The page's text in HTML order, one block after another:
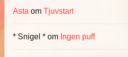
Asta omTjuvstart
* Snigel * om Ingen puff